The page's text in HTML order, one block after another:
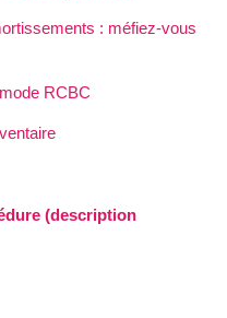
: méfiez-vous
RCBC
(description